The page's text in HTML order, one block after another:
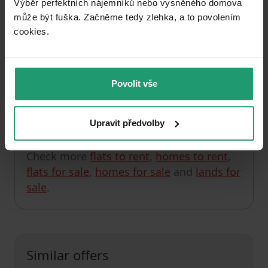
Výběr perfektních nájemníků nebo vysněného domova
může být fuška. Začněme tedy zlehka, a to povolením
cookies.​
Povolit vše
Upravit předvolby
Unfortunately, we currently have no offers in this
Liberec District.
Check more flats to rent, homes to rent,
flats for sale, homes for sale and lands for
sale.
Similar offers